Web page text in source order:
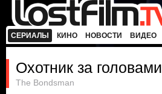
СЕРИАЛЫ КИНО НОВОСТИ ВИДЕО
Охотник за головами
The Bondsman